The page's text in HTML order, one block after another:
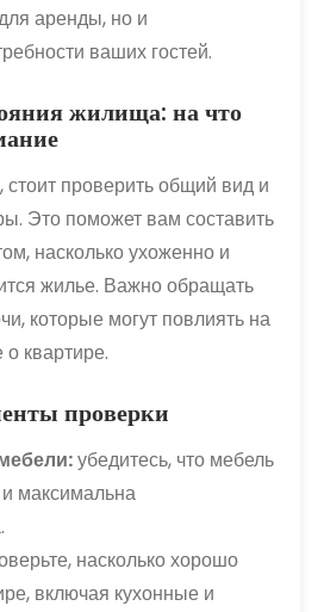
аренды, но и
ваших гостей.
жилища: на что
проверить общий вид и
Это поможет вам составить
насколько ухоженно и
жилье. Важно обращать
которые могут повлиять на
квартире.
проверки
убедитесь, что мебель
максимальна
насколько хорошо
включая кухонные и